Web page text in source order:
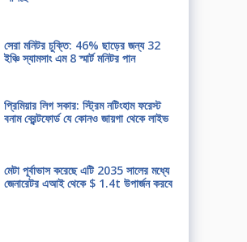
সেরা মনিটর চুক্তি: 46% ছাড়ের জন্য 32
ইঞ্চি স্যামসাং এম 8 স্মার্ট মনিটর পান
প্রিমিয়ার লিগ সকার: স্ট্রিম নটিংহাম ফরেস্ট
বনাম ব্রেন্টফোর্ড যে কোনও জায়গা থেকে লাইভ
মেটা পূর্বাভাস করেছে এটি 2035 সালের মধ্যে
জেনারেটর এআই থেকে $ 1.4t উপার্জন করবে